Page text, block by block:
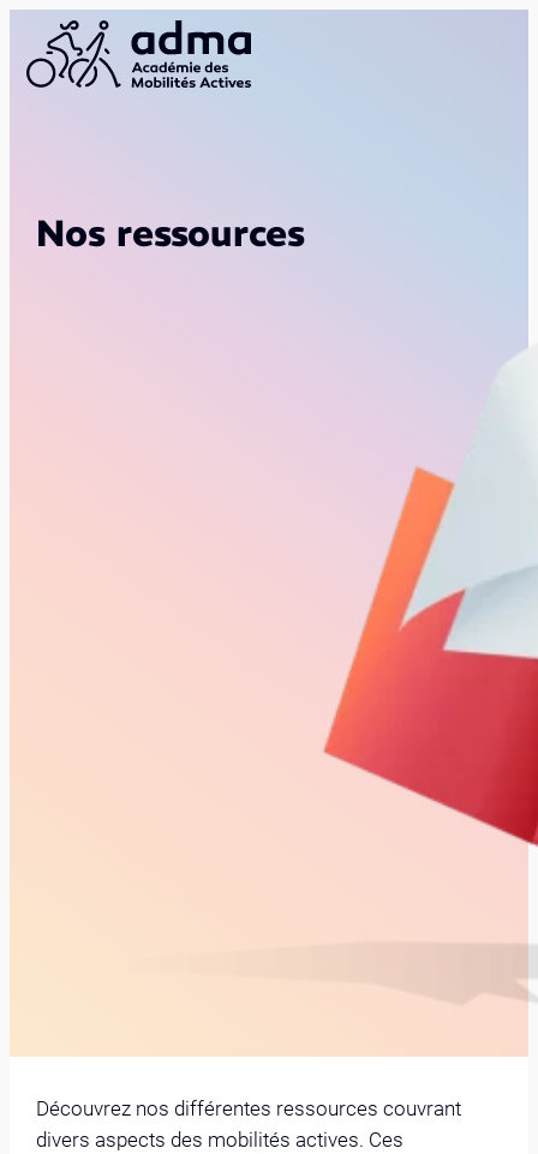
Nos ressources
Découvrez nos différentes ressources couvrant
divers aspects des mobilités actives. Ces